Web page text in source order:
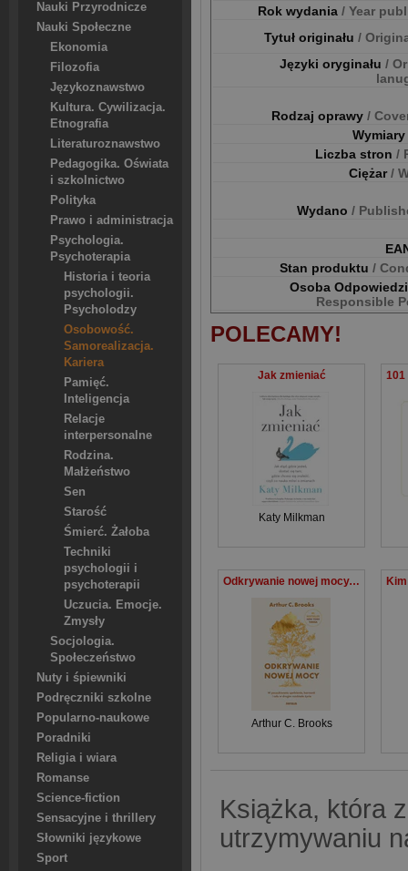
Nauki Przyrodnicze
Nauki Społeczne
Ekonomia
Filozofia
Językoznawstwo
Kultura. Cywilizacja.
Etnografia
Literaturoznawstwo
Pedagogika. Oświata
i szkolnictwo
Polityka
Prawo i administracja
Psychologia.
Psychoterapia
Historia i teoria
psychologii.
Psycholodzy
Osobowość.
Samorealizacja.
Kariera
Pamięć.
Inteligencja
Relacje
interpersonalne
Rodzina.
Małżeństwo
Sen
Starość
Śmierć. Żałoba
Techniki
psychologii i
psychoterapii
Uczucia. Emocje.
Zmysły
Socjologia.
Społeczeństwo
Nuty i śpiewniki
Podręczniki szkolne
Popularno-naukowe
Poradniki
Religia i wiara
Romanse
Science-fiction
Sensacyjne i thrillery
Słowniki językowe
Sport
Rok wydania / Year
Tytuł originału /
Języki oryginału /
Rodzaj oprawy /
Wymiary
Liczba stron /
Ciężar/
Wydano /
Stan produktu /
Osoba
Responsible
POLECAMY!
Jak zmieniać
Katy Milkman
Odkrywanie nowej mocy. W poszukiwaniu spełnienia, harmonii i celu w drugim rozdziale życia
Arthur C. Brooks
Książka, która
utrzymywaniu